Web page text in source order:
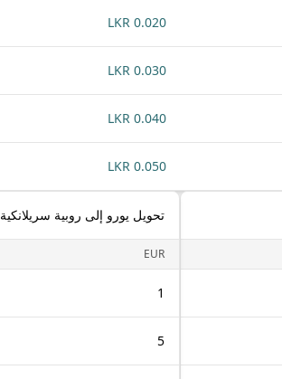
0.020 LKR
0.030 LKR
0.040 LKR
0.050 LKR
تحويل يورو إلى روبية سريلانكية
EUR
1
5